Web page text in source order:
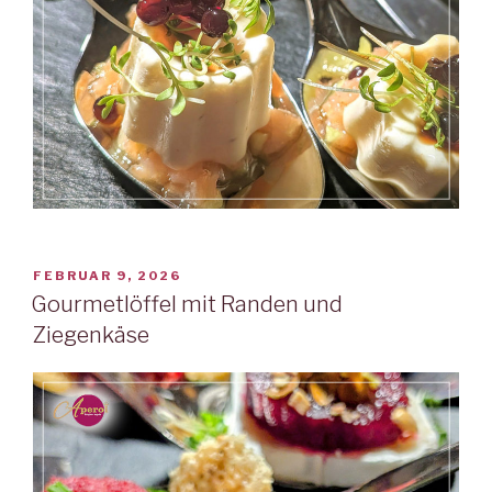
VERÖFFENTLICHT
AM
FEBRUAR 9, 2026
Gourmetlöffel mit Randen und
Ziegenkäse